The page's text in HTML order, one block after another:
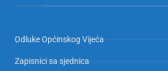
Odluke Općinskog Vijeća
Zapisnici sa sjednica